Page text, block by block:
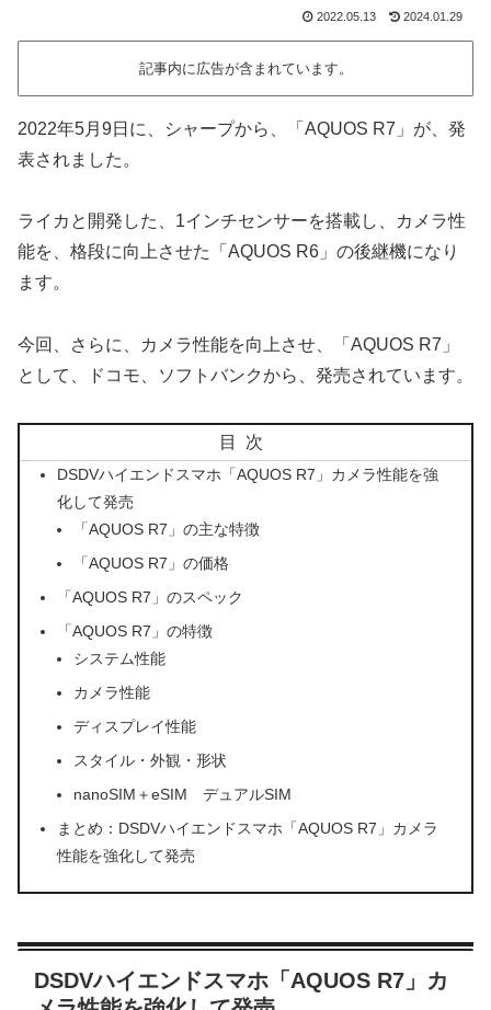
2022.05.13 2024.01.29
記事内に広告が含まれています。
2022年5月9日に、シャープから、「AQUOS R7」が、発
表されました。
ライカと開発した、1インチセンサーを搭載し、カメラ性
能を、格段に向上させた「AQUOS R6」の後継機になり
ます。
今回、さらに、カメラ性能を向上させ、「AQUOS R7」
として、ドコモ、ソフトバンクから、発売されています。
目次
DSDVハイエンドスマホ「AQUOS R7」カメラ性能を強
化して発売
「AQUOS R7」の主な特徴
「AQUOS R7」の価格
「AQUOS R7」のスペック
「AQUOS R7」の特徴
システム性能
カメラ性能
ディスプレイ性能
スタイル・外観・形状
nanoSIM＋eSIM デュアルSIM
まとめ：DSDVハイエンドスマホ「AQUOS R7」カメラ
性能を強化して発売
DSDVハイエンドスマホ「AQUOS R7」カ